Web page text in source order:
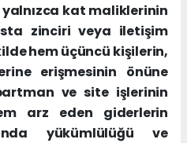
kat maliklerinin
zinciri veya iletişim
hem üçüncü kişilerin,
erişmesinin önüne
ve site işlerinin
arz eden giderlerin
yükümlülüğü ve